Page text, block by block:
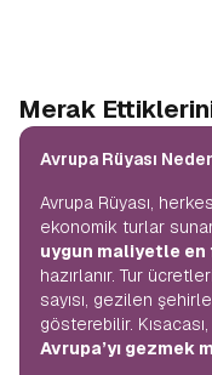
Merak
Avrupa Rüyası
Avrupa Rüyası,
ekonomik turlar sunar.
uygun maliyetle
hazırlanır. Tur
sayısı, gezilen
gösterebilir.
Avrupa’yı gezmek